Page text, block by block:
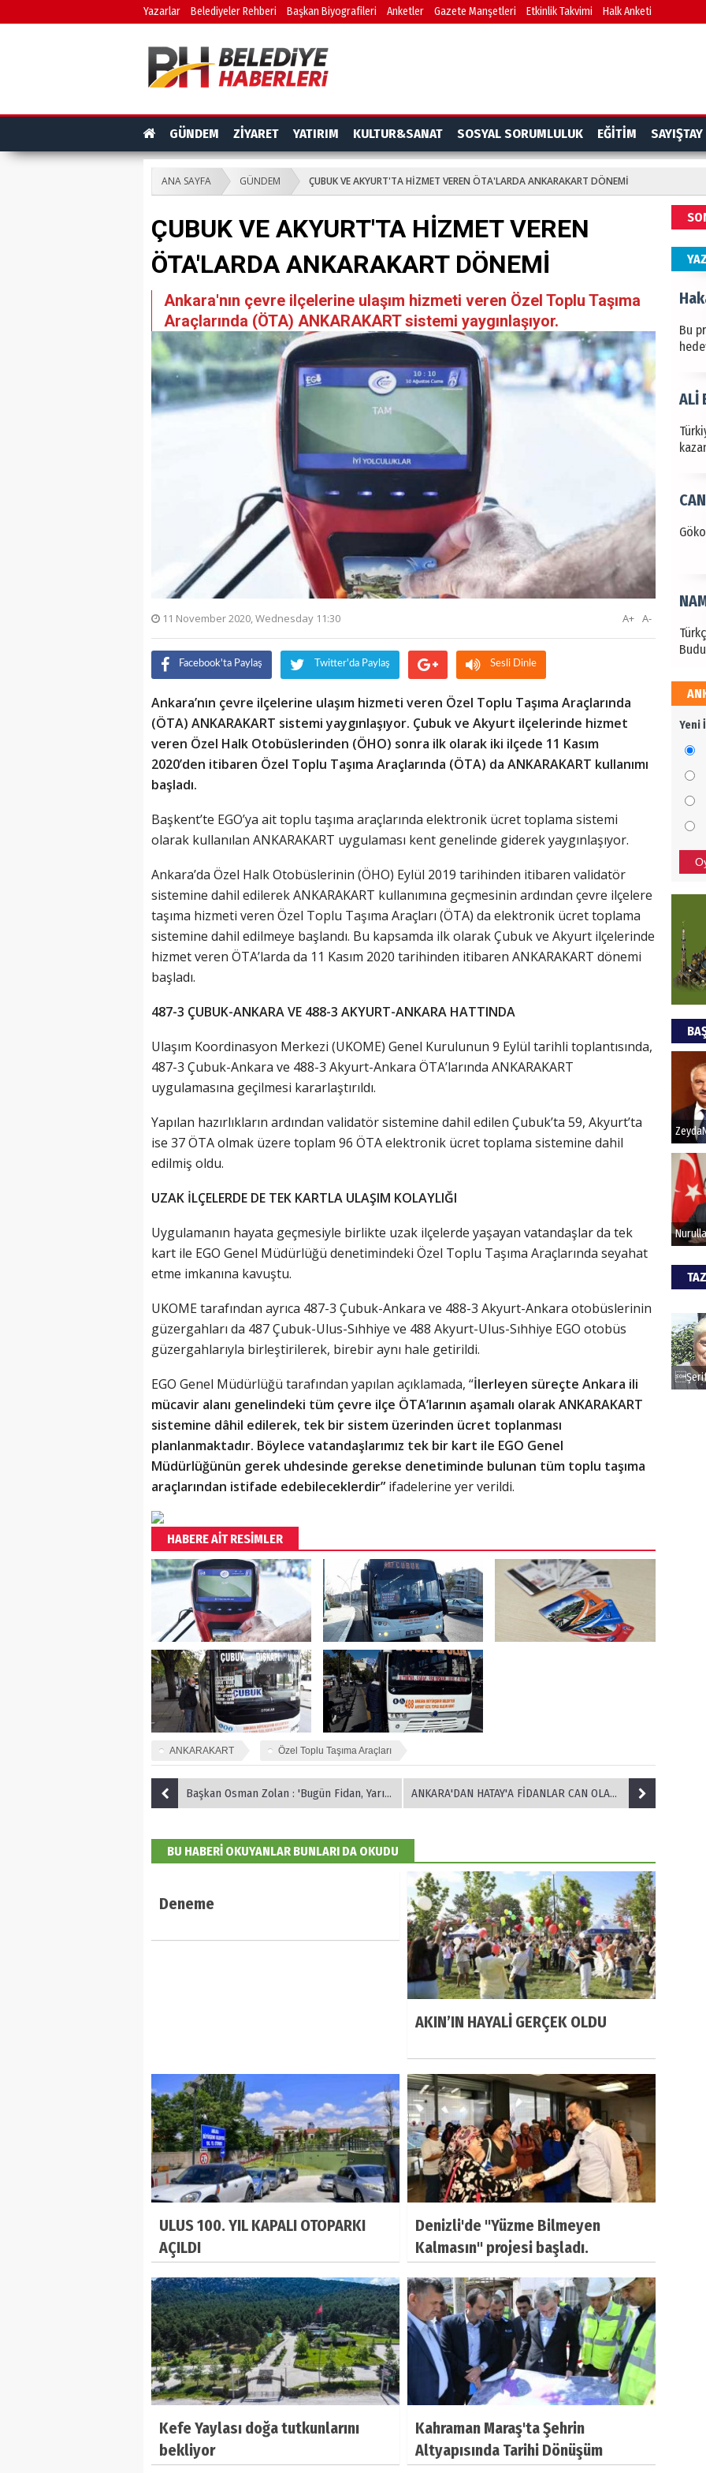
Yazarlar Belediyeler Rehberi Başkan Biyografileri Anketler Gazete Manşetleri Etkinlik Takvimi Halk Anketi
GÜNDEM ZİYARET YATIRIM KULTUR&SANAT SOSYAL SORUMLULUK EĞİTİM SAYIŞTAY
ANA SAYFA GÜNDEM ÇUBUK VE AKYURT'TA HİZMET VEREN ÖTA'LARDA ANKARAKART DÖNEMİ
ÇUBUK VE AKYURT'TA HİZMET VEREN
ÖTA'LARDA ANKARAKART DÖNEMİ
Ankara'nın çevre ilçelerine ulaşım hizmeti veren Özel Toplu Taşıma
Araçlarında (ÖTA) ANKARAKART sistemi yaygınlaşıyor.
11 November 2020, Wednesday 11:30 A-
A+
Facebook'ta Paylaş Twitter'da Paylaş Sesli Dinle
Ankara’nın çevre ilçelerine ulaşım hizmeti veren Özel Toplu Taşıma Araçlarında
(ÖTA) ANKARAKART sistemi yaygınlaşıyor. Çubuk ve Akyurt ilçelerinde hizmet
veren Özel Halk Otobüslerinden (ÖHO) sonra ilk olarak iki ilçede 11 Kasım
2020’den itibaren Özel Toplu Taşıma Araçlarında (ÖTA) da ANKARAKART kullanımı
başladı.
Başkent’te EGO’ya ait toplu taşıma araçlarında elektronik ücret toplama sistemi
olarak kullanılan ANKARAKART uygulaması kent genelinde giderek yaygınlaşıyor.
Ankara’da Özel Halk Otobüslerinin (ÖHO) Eylül 2019 tarihinden itibaren validatör
sistemine dahil edilerek ANKARAKART kullanımına geçmesinin ardından çevre ilçelere
taşıma hizmeti veren Özel Toplu Taşıma Araçları (ÖTA) da elektronik ücret toplama
sistemine dahil edilmeye başlandı. Bu kapsamda ilk olarak Çubuk ve Akyurt ilçelerinde
hizmet veren ÖTA’larda da 11 Kasım 2020 tarihinden itibaren ANKARAKART dönemi
başladı.
487-3 ÇUBUK-ANKARA VE 488-3 AKYURT-ANKARA HATTINDA
Ulaşım Koordinasyon Merkezi (UKOME) Genel Kurulunun 9 Eylül tarihli toplantısında,
487-3 Çubuk-Ankara ve 488-3 Akyurt-Ankara ÖTA’larında ANKARAKART
uygulamasına geçilmesi kararlaştırıldı.
Yapılan hazırlıkların ardından validatör sistemine dahil edilen Çubuk’ta 59, Akyurt’ta
ise 37 ÖTA olmak üzere toplam 96 ÖTA elektronik ücret toplama sistemine dahil
edilmiş oldu.
UZAK İLÇELERDE DE TEK KARTLA ULAŞIM KOLAYLIĞI
Uygulamanın hayata geçmesiyle birlikte uzak ilçelerde yaşayan vatandaşlar da tek
kart ile EGO Genel Müdürlüğü denetimindeki Özel Toplu Taşıma Araçlarında seyahat
etme imkanına kavuştu.
UKOME tarafından ayrıca 487-3 Çubuk-Ankara ve 488-3 Akyurt-Ankara otobüslerinin
güzergahları da 487 Çubuk-Ulus-Sıhhiye ve 488 Akyurt-Ulus-Sıhhiye EGO otobüs
güzergahlarıyla birleştirilerek, birebir aynı hale getirildi.
EGO Genel Müdürlüğü tarafından yapılan açıklamada, “İlerleyen süreçte Ankara ili
mücavir alanı genelindeki tüm çevre ilçe ÖTA’larının aşamalı olarak ANKARAKART
sistemine dâhil edilerek, tek bir sistem üzerinden ücret toplanması
planlanmaktadır. Böylece vatandaşlarımız tek bir kart ile EGO Genel
Müdürlüğünün gerek uhdesinde gerekse denetiminde bulunan tüm toplu taşıma
araçlarından istifade edebileceklerdir” ifadelerine yer verildi.
HABERE AİT RESİMLER
ANKARAKART Özel Toplu Taşıma Araçları
Başkan Osman Zolan : 'Bugün Fidan, Yarın Nefes' ANKARA'DAN HATAY'A FİDANLAR CAN OLACAK
BU HABERİ OKUYANLAR BUNLARI DA OKUDU
Deneme
AKIN’IN HAYALİ GERÇEK OLDU
ULUS 100. YIL KAPALI OTOPARKI
AÇILDI
Denizli'de "Yüzme Bilmeyen
Kalmasın" projesi başladı.
Kefe Yaylası doğa tutkunlarını
bekliyor
Kahraman Maraş'ta Şehrin
Altyapısında Tarihi Dönüşüm
Bu
ALİ
Bu
Yeni